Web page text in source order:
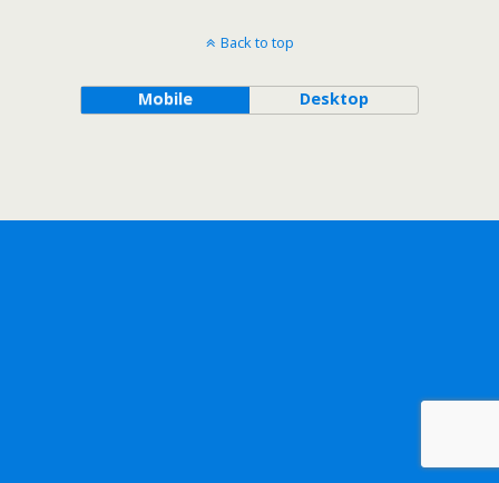
Back to top
Mobile Desktop